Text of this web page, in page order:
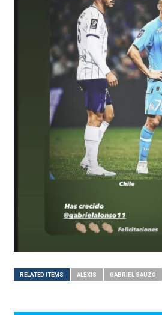
RELATED ITEMS ALEXIS GABRIEL SAUZO